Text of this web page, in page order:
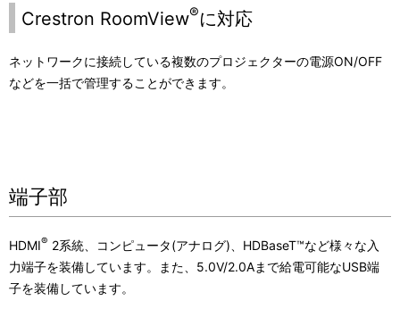
Crestron RoomView®に対応
ネットワークに接続している複数のプロジェクターの電源ON/OFF
などを一括で管理することができます。
端子部
HDMI® 2系統、コンピュータ(アナログ)、HDBaseT™など様々な入
力端子を装備しています。また、5.0V/2.0Aまで給電可能なUSB端
子を装備しています。